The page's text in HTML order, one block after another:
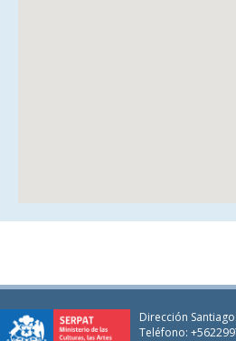
Dirección
Teléfono: